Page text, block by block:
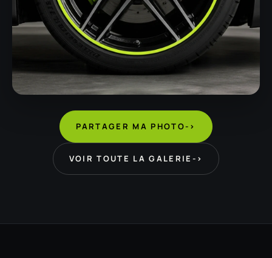
PARTAGER MA PHOTO->
VOIR TOUTE LA GALERIE ->